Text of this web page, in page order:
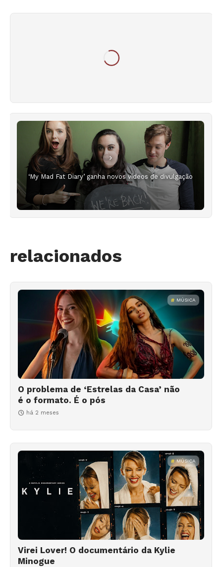
‘My Mad Fat Diary’ ganha novos vídeos de divulgação
relacionados
MÚSICA
O problema de ‘Estrelas da Casa’ não
é o formato. É o pós
há 2 meses
MÚSICA
Virei Lover! O documentário da Kylie
Minogue